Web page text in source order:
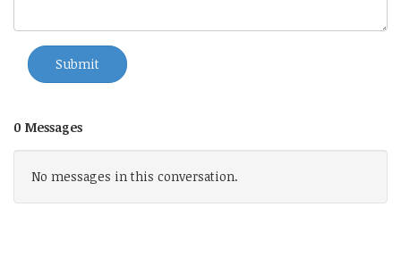
Submit
0 Messages
No messages in this conversation.